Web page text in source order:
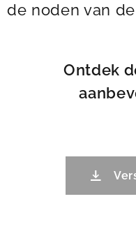
de noden van
Ontdek